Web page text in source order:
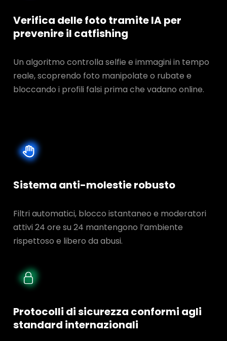
Verifica delle foto tramite IA per
prevenire il catfishing
Un algoritmo controlla selfie e immagini in tempo
reale, scoprendo foto manipolate o rubate e
bloccando i profili falsi prima che vadano online.
Sistema anti-molestie robusto
Filtri automatici, blocco istantaneo e moderatori
attivi 24 ore su 24 mantengono l’ambiente
rispettoso e libero da abusi.
Protocolli di sicurezza conformi agli
standard internazionali